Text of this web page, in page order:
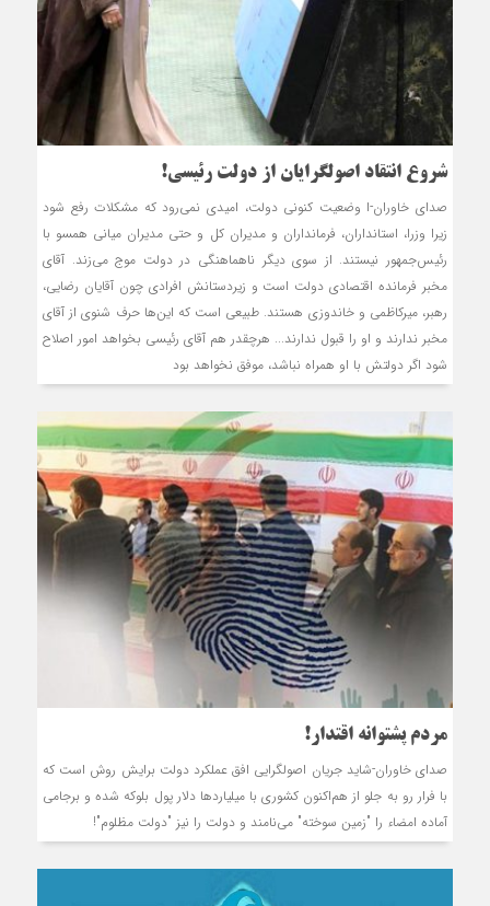
شروع انتقاد اصولگرایان از دولت رئیسی!
صدای خاوران-ا وضعیت کنونی دولت، امیدی نمی‌رود که مشکلات رفع شود
زیرا وزرا، استانداران، فرمانداران و مدیران کل و حتی مدیران میانی همسو با
رئیس‌جمهور نیستند. از سوی دیگر ناهماهنگی در دولت موج می‌زند. آقای
مخبر فرمانده اقتصادی دولت است و زیردستانش افرادی چون آقایان رضایی،
رهبر، میرکاظمی و خاندوزی هستند. طبیعی است که این‌ها حرف‌ شنوی از آقای
مخبر ندارند و او را قبول ندارند... هرچقدر هم آقای رئیسی بخواهد امور اصلاح
شود اگر دولتش با او همراه نباشد، موفق نخواهد بود
مردم پشتوانه اقتدار!
صدای خاوران-شاید جریان اصولگرایی افق عملکرد دولت برایش روش است که
با فرار رو به جلو از هم‌اکنون کشوری با میلیاردها دلار پول بلوکه شده و برجامی
آماده امضاء را "زمین سوخته" می‌نامند و دولت را نیز "دولت مظلوم"!